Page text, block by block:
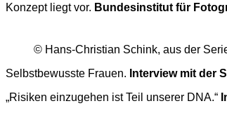
Konzept liegt vor. Bundesinstitut für
© Hans-Christian Schink, aus der
Selbstbewusste Frauen. Interview mit der
„Risiken einzugehen ist Teil unserer DNA.“